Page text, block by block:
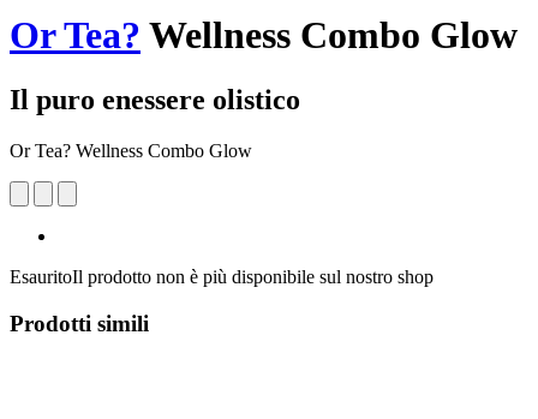
Or Tea? Wellness Combo Glow
Il puro enessere olistico
Or Tea? Wellness Combo Glow
EsauritoIl prodotto non è più disponibile sul nostro shop
Prodotti simili